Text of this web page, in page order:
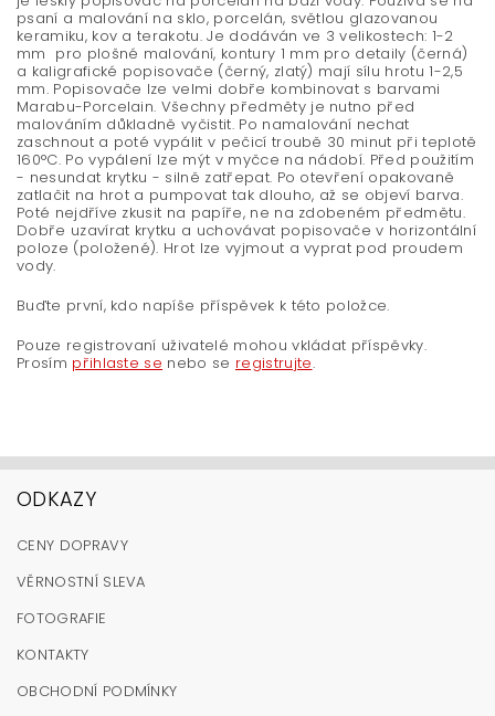
psaní a malování na sklo, porcelán, světlou glazovanou
keramiku, kov a terakotu. Je dodáván ve 3 velikostech: 1-2
mm pro plošné malování, kontury 1 mm pro detaily (černá)
a kaligrafické popisovače (černý, zlatý) mají sílu hrotu 1-2,5
mm. Popisovače lze velmi dobře kombinovat s barvami
Marabu-Porcelain. Všechny předměty je nutno před
malováním důkladně vyčistit. Po namalování nechat
zaschnout a poté vypálit v pečicí troubě 30 minut při teplotě
160°C. Po vypálení lze mýt v myčce na nádobí. Před použitím
- nesundat krytku - silně zatřepat. Po otevření opakovaně
zatlačit na hrot a pumpovat tak dlouho, až se objeví barva.
Poté nejdříve zkusit na papíře, ne na zdobeném předmětu.
Dobře uzavírat krytku a uchovávat popisovače v horizontální
poloze (položené). Hrot lze vyjmout a vyprat pod proudem
vody.
Buďte první, kdo napíše příspěvek k této položce.
Pouze registrovaní uživatelé mohou vkládat příspěvky.
Prosím přihlaste se nebo se registrujte.
ODKAZY
CENY DOPRAVY
VĚRNOSTNÍ SLEVA
FOTOGRAFIE
KONTAKTY
OBCHODNÍ PODMÍNKY